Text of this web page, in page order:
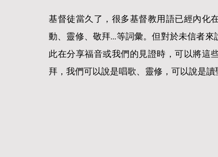
基督徒當久了，很多基督教用語已經內化
動、靈修、敬拜...等詞彙。但對於未信者
此在分享福音或我們的見證時，可以將這
拜，我們可以說是唱歌、靈修，可以說是讀